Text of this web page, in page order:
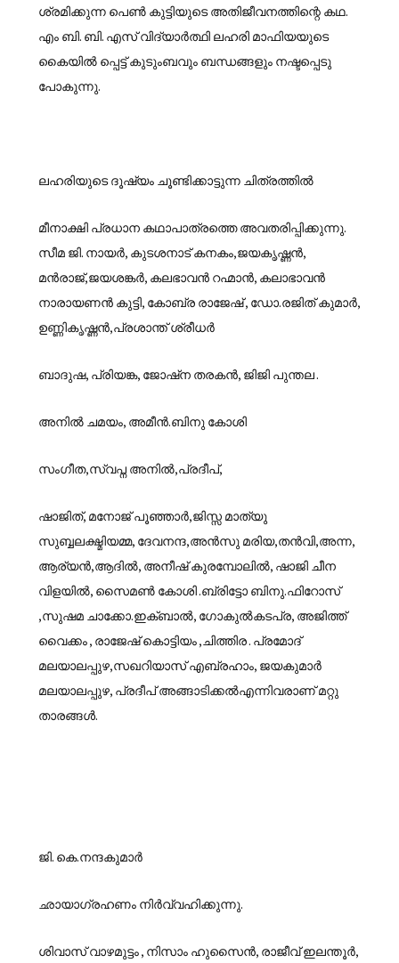
ശ്രമിക്കുന്ന പെൺ കുട്ടിയുടെ അതിജീവനത്തിന്റെ കഥ.
എം ബി. ബി. എസ് വിദ്യാർത്ഥി ലഹരി മാഫിയയുടെ
കൈയിൽ പ്പെട്ട് കുടുംബവും ബന്ധങ്ങളും നഷ്ടപ്പെടു
പോകുന്നു.
ലഹരിയുടെ ദൂഷ്യം ചൂണ്ടിക്കാട്ടുന്ന ചിത്രത്തിൽ
മീനാക്ഷി പ്രധാന കഥാപാത്രത്തെ അവതരിപ്പിക്കുന്നു.
സീമ ജി. നായർ, കുടശനാട് കനകം,ജയകൃഷ്ണൻ,
മൻരാജ്,ജയശങ്കർ, കലഭാവൻ റഹ്മാൻ, കലാഭാവൻ
നാരായണൻ കുട്ടി, കോബ്ര രാജേഷ് , ഡോ.രജിത് കുമാർ,
ഉണ്ണികൃഷ്ണൻ,പ്രശാന്ത് ശ്രീധർ
ബാദുഷ, പ്രിയങ്ക, ജോഷ്ന തരകൻ, ജിജി പുന്തല .
അനിൽ ചമയം, അമീൻ.ബിനു കോശി
സംഗീത,സ്വപ്ന അനിൽ,പ്രദീപ്‌,
ഷാജിത്, മനോജ്‌ പൂഞ്ഞാർ,ജിസ്സ മാത്യു
സുബ്ബലക്ഷ്മിയമ്മ, ദേവനന്ദ,അൻസു മരിയ,തൻവി,അന്ന,
ആര്യൻ,ആദിൽ, അനീഷ് കുരമ്പോലിൽ, ഷാജി ചീന
വിളയിൽ, സൈമൺ കോശി .ബ്രിട്ടോ ബിനു.ഫിറോസ്
,സുഷമ ചാക്കോ.ഇക്ബാൽ, ഗോകുൽകടപ്ര, അജിത്ത്
വൈക്കം , രാജേഷ് കൊട്ടിയം ,ചിത്തിര . പ്രമോദ്
മലയാലപ്പുഴ,സഖറിയാസ് എബ്രഹാം, ജയകുമാർ
മലയാലപ്പുഴ, പ്രദീപ് അങ്ങാടിക്കൽഎന്നിവരാണ് മറ്റു
താരങ്ങൾ.
ജി. കെ.നന്ദകുമാർ
ഛായാഗ്രഹണം നിർവ്വഹിക്കുന്നു.
ശിവാസ് വാഴമുട്ടം , നിസാം ഹുസൈൻ, രാജീവ് ഇലന്തൂർ,